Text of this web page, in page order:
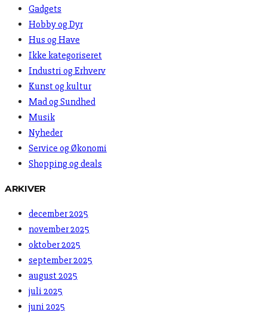
Gadgets
Hobby og Dyr
Hus og Have
Ikke kategoriseret
Industri og Erhverv
Kunst og kultur
Mad og Sundhed
Musik
Nyheder
Service og Økonomi
Shopping og deals
ARKIVER
december 2025
november 2025
oktober 2025
september 2025
august 2025
juli 2025
juni 2025